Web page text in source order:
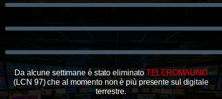
Da alcune settimane è stato eliminatoTELEROMAUNO
(LCN 97) che al momento non è più presente sul digitale
terrestre.